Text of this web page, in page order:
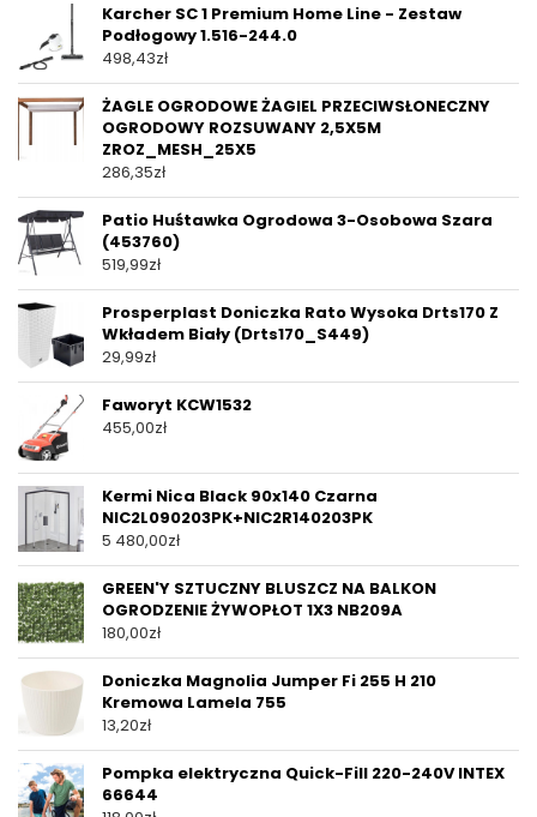
Karcher SC 1 Premium Home Line - Zestaw
Podłogowy 1.516-244.0
498,43zł
ŻAGLE OGRODOWE ŻAGIEL PRZECIWSŁONECZNY
OGRODOWY ROZSUWANY 2,5X5M
ZROZ_MESH_25X5
286,35zł
Patio Huśtawka Ogrodowa 3-Osobowa Szara
(453760)
519,99zł
Prosperplast Doniczka Rato Wysoka Drts170 Z
Wkładem Biały (Drts170_S449)
29,99zł
Faworyt KCW1532
455,00zł
Kermi Nica Black 90x140 Czarna
NIC2L090203PK+NIC2R140203PK
5 480,00zł
GREEN'Y SZTUCZNY BLUSZCZ NA BALKON
OGRODZENIE ŻYWOPŁOT 1X3 NB209A
180,00zł
Doniczka Magnolia Jumper Fi 255 H 210
Kremowa Lamela 755
13,20zł
Pompka elektryczna Quick-Fill 220-240V INTEX
66644